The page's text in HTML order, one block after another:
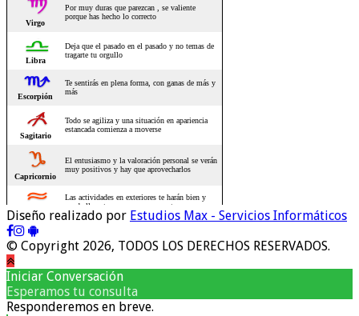
Diseño realizado por Estudios Max - Servicios Informáticos
© Copyright 2026, TODOS LOS DERECHOS RESERVADOS.
Iniciar Conversación
Esperamos tu consulta
Responderemos en breve.